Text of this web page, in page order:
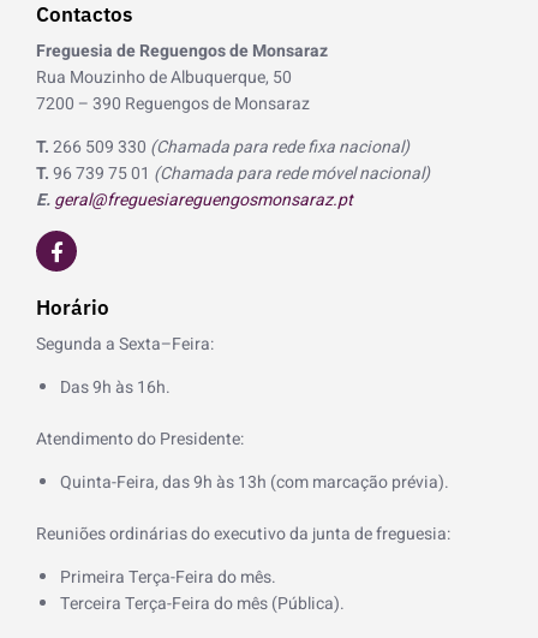
Contactos
Freguesia de Reguengos de Monsaraz
Rua Mouzinho de Albuquerque, 50
7200 – 390 Reguengos de Monsaraz
T.266 509 330 (Chamada para rede fixa nacional)
T.96 739 75 01 (Chamada para rede móvel nacional)
E.geral@freguesiareguengosmonsaraz.pt
F
a
c
e
b
o
o
k
Horário
Segunda a Sexta–Feira:
Das 9h às 16h.
Atendimento do Presidente:
Quinta-Feira, das 9h às 13h (com marcação prévia).
Reuniões ordinárias do executivo da junta de freguesia:
Primeira Terça-Feira do mês.
Terceira Terça-Feira do mês (Pública).